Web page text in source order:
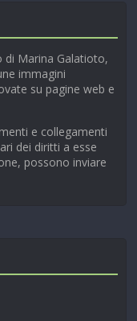
Marina Galatioto,
immagini
su pagine web e
e collegamenti
dei diritti a esse
possono inviare